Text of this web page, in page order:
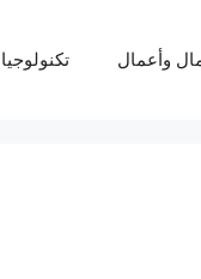
وأعمال تكنولوجيا